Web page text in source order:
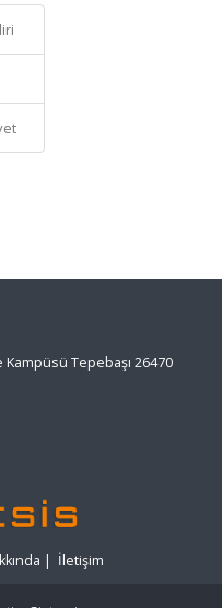
Tepebaşı 26470
| İletişim